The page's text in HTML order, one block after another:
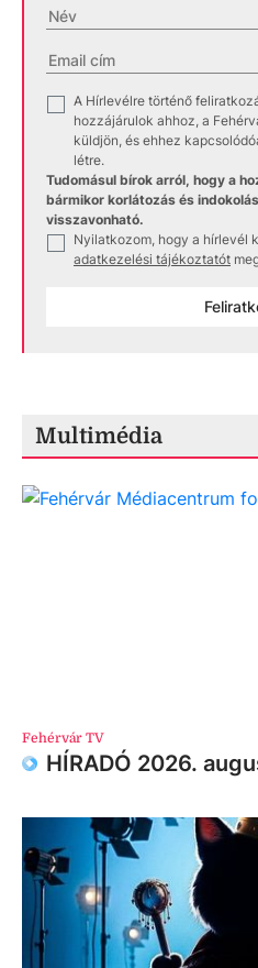
A Hírlevélre történő
hozzájárulok ahhoz, a
küldjön, és ehhez
létre.
Tudomásul bírok arról, hogy a
bármikor korlátozás és
visszavonható.
Nyilatkozom, hogy a hírlevél
adatkezelési tájékoztatót
Multimédia
Fehérvár TV
HÍRADÓ 2026.